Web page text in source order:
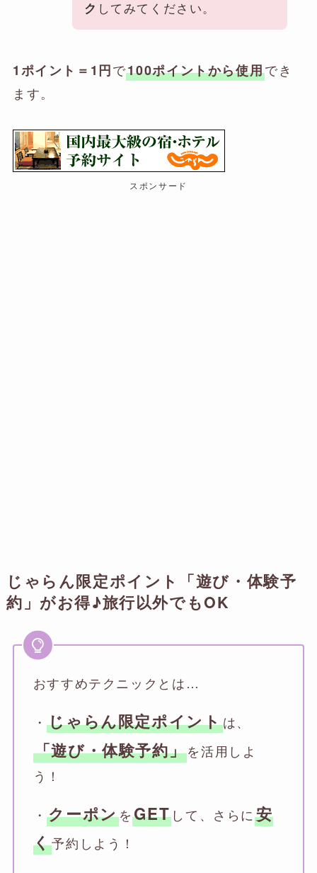
ク してみてください。
1ポイント＝1円で100ポイントから使用でき
ます。
スポンサード
じゃらん限定ポイント「遊び・体験予
約」がお得♪旅行以外でもOK
おすすめテクニックとは…
・じゃらん限定ポイントは、
「遊び・体験予約」を活用しよ
う！
・クーポンをGET して、さらに安
く予約しよう！